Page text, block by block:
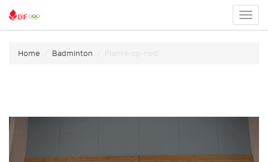
menu
Home Badminton Planke op-ned